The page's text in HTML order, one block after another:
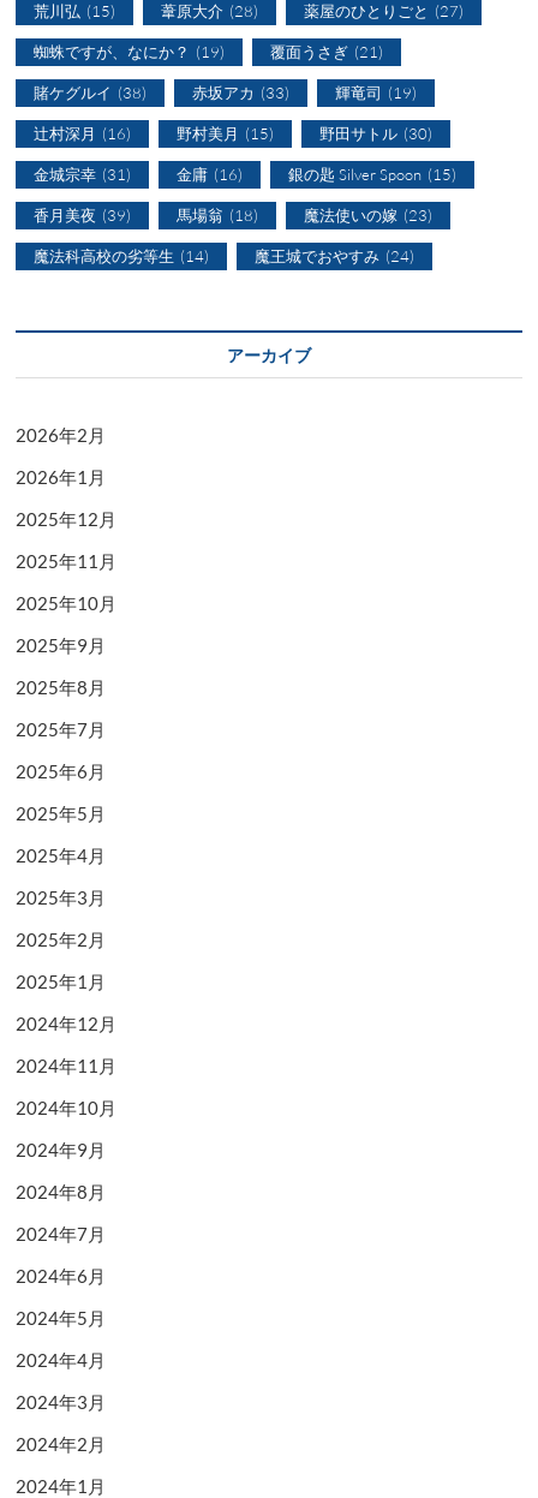
荒川弘 (15) 葦原大介 (28) 薬屋のひとりごと (27)
蜘蛛ですが、なにか？ (19) 覆面うさぎ (21)
賭ケグルイ (38) 赤坂アカ (33) 輝竜司 (19)
辻村深月 (16) 野村美月 (15) 野田サトル (30)
金城宗幸 (31) 金庸 (16) 銀の匙 Silver Spoon (15)
香月美夜 (39) 馬場翁 (18) 魔法使いの嫁 (23)
魔法科高校の劣等生 (14) 魔王城でおやすみ (24)
アーカイブ
2026年2月
2026年1月
2025年12月
2025年11月
2025年10月
2025年9月
2025年8月
2025年7月
2025年6月
2025年5月
2025年4月
2025年3月
2025年2月
2025年1月
2024年12月
2024年11月
2024年10月
2024年9月
2024年8月
2024年7月
2024年6月
2024年5月
2024年4月
2024年3月
2024年2月
2024年1月